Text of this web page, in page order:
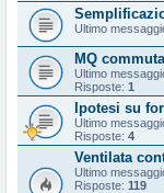
Ultimo
MQ
Ultimo
Risposte: 1
Ipotesi su
Ultimo
Risposte: 4
Ventilata
Ultimo
Risposte: 119